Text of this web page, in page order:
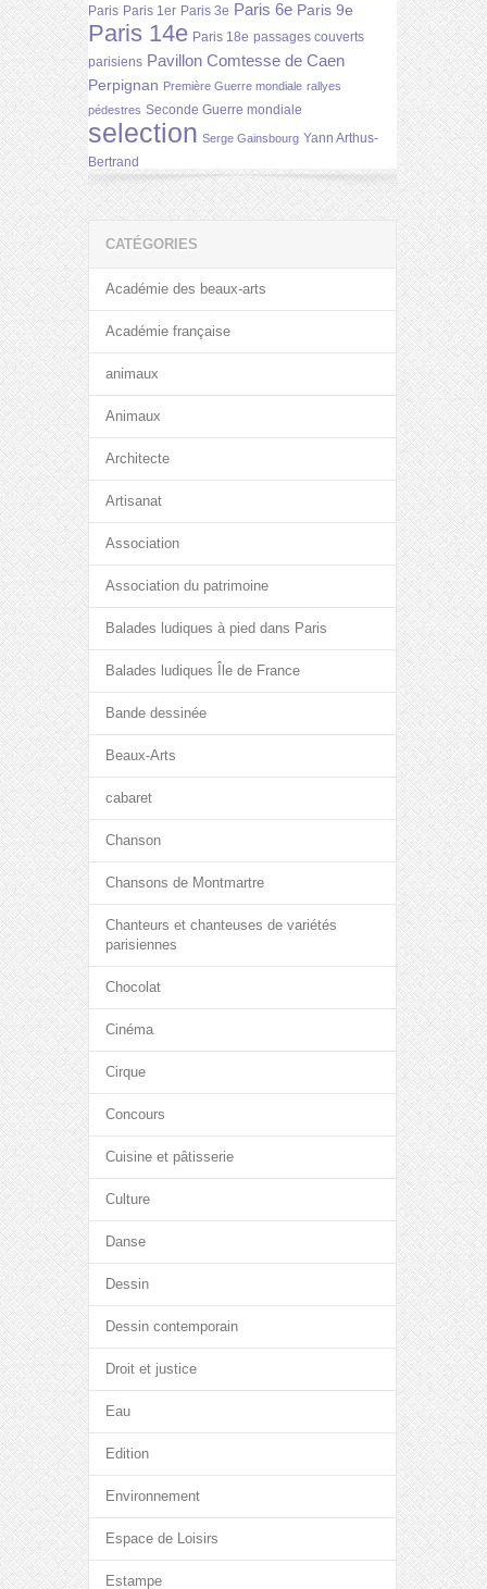
Paris Paris 1er Paris 3e Paris 6e Paris 9e
Paris 14e Paris 18e passages couverts
parisiens Pavillon Comtesse de Caen
Perpignan Première Guerre mondiale rallyes
pédestres Seconde Guerre mondiale
selection Serge Gainsbourg Yann Arthus-
Bertrand
CATÉGORIES
Académie des beaux-arts
Académie française
animaux
Animaux
Architecte
Artisanat
Association
Association du patrimoine
Balades ludiques à pied dans Paris
Balades ludiques Île de France
Bande dessinée
Beaux-Arts
cabaret
Chanson
Chansons de Montmartre
Chanteurs et chanteuses de variétés
parisiennes
Chocolat
Cinéma
Cirque
Concours
Cuisine et pâtisserie
Culture
Danse
Dessin
Dessin contemporain
Droit et justice
Eau
Edition
Environnement
Espace de Loisirs
Estampe